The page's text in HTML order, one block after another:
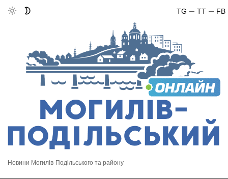
FB
TT
TG
Новини Могилів-Подільського та району